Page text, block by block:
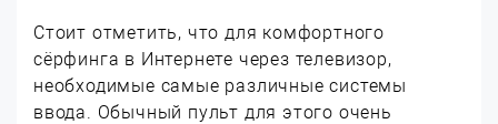
Стоит отметить, что для комфортного
сёрфинга в Интернете через телевизор,
необходимые самые различные системы
ввода. Обычный пульт для этого очень